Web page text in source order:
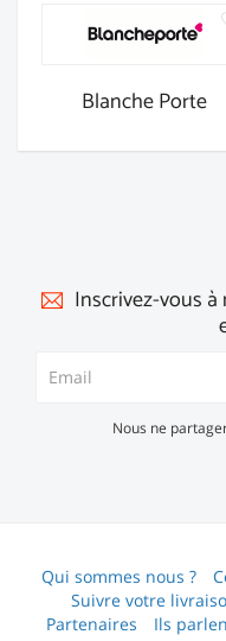
Blanche Porte
Inscrivez-vous
Nous ne
Qui sommes nous ?
Suivre votre
Partenaires
Ils